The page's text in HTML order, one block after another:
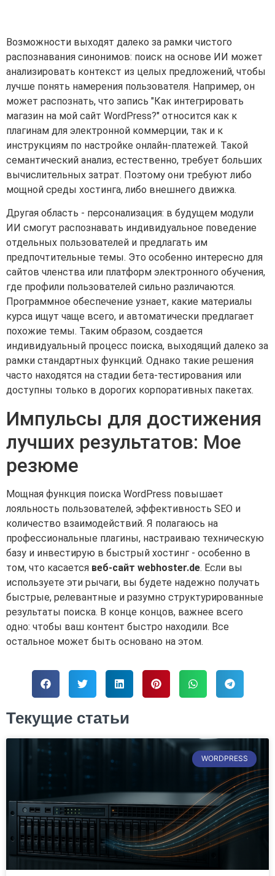
Возможности выходят далеко за рамки чистого
распознавания синонимов: поиск на основе ИИ может
анализировать контекст из целых предложений, чтобы
лучше понять намерения пользователя. Например, он
может распознать, что запись "Как интегрировать
магазин на мой сайт WordPress?" относится как к
плагинам для электронной коммерции, так и к
инструкциям по настройке онлайн-платежей. Такой
семантический анализ, естественно, требует больших
вычислительных затрат. Поэтому они требуют либо
мощной среды хостинга, либо внешнего движка.
Другая область - персонализация: в будущем модули
ИИ смогут распознавать индивидуальное поведение
отдельных пользователей и предлагать им
предпочтительные темы. Это особенно интересно для
сайтов членства или платформ электронного обучения,
где профили пользователей сильно различаются.
Программное обеспечение узнает, какие материалы
курса ищут чаще всего, и автоматически предлагает
похожие темы. Таким образом, создается
индивидуальный процесс поиска, выходящий далеко за
рамки стандартных функций. Однако такие решения
часто находятся на стадии бета-тестирования или
доступны только в дорогих корпоративных пакетах.
Импульсы для достижения
лучших результатов: Мое
резюме
Мощная функция поиска WordPress повышает
лояльность пользователей, эффективность SEO и
количество взаимодействий. Я полагаюсь на
профессиональные плагины, настраиваю техническую
базу и инвестирую в быстрый хостинг - особенно в
том, что касается веб-сайт webhoster.de. Если вы
используете эти рычаги, вы будете надежно получать
быстрые, релевантные и разумно структурированные
результаты поиска. В конце концов, важнее всего
одно: чтобы ваш контент быстро находили. Все
остальное может быть основано на этом.
Текущие статьи
WORDPRESS